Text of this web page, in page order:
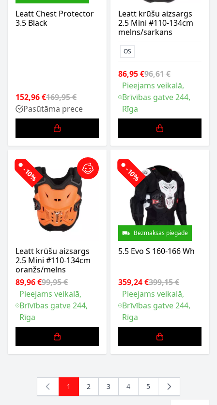
Leatt Chest Protector
3.5 Black
152,96 €169,95 €
Pasūtāma prece
Leatt krūšu aizsargs
2.5 Mini #110-134cm
melns/sarkans
OS
86,95 €96,61 €
Pieejams veikalā,
Brīvības gatve 244,
Rīga
-10%
Leatt krūšu aizsargs
2.5 Mini #110-134cm
oranžs/melns
89,96 €99,95 €
Pieejams veikalā,
Brīvības gatve 244,
Rīga
-10%
Bezmaksas piegāde
5.5 Evo S 160-166 Wh
359,24 €399,15 €
Pieejams veikalā,
Brīvības gatve 244,
Rīga
You're currently reading page
1 Lapa
2 Lapa
3 Lapa
4 Lapa
5